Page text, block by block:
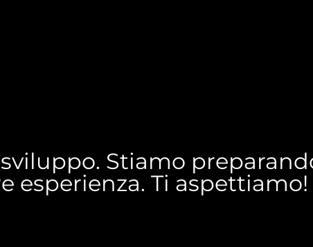
Stiamo
esperienza. Ti aspettiamo!